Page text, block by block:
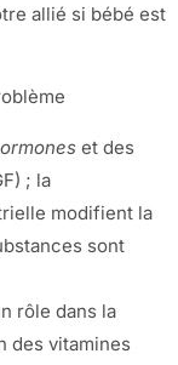
allié si bébé est
et des
; la
modifient la
sont
rôle dans la
des vitamines